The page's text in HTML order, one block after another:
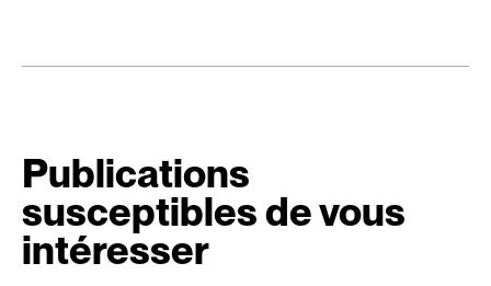
Publications
susceptibles de vous
intéresser